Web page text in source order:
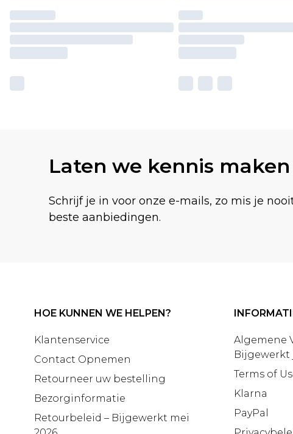
Laten we kennis maken
Schrijf je in voor onze e-mails, zo mis je
beste aanbiedingen.
HOE KUNNEN WE HELPEN?
Klantenservice
Contact Opnemen
Retourneer uw bestelling
Bezorginformatie
Retourbeleid – Bijgewerkt mei
Algemene
Bijgewerkt
Terms of
Klarna
PayPal